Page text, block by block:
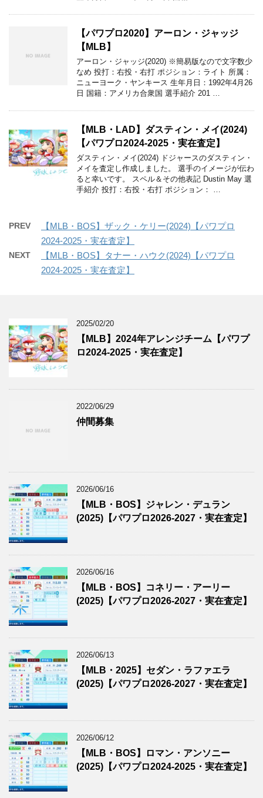
【パワプロ2020】アーロン・ジャッジ
【MLB】
アーロン・ジャッジ(2020) ※簡易版なので文字数少
なめ 投打：右投・右打 ポジション：ライト 所属：
ニューヨーク・ヤンキース 生年月日：1992年4月26
日 国籍：アメリカ合衆国 選手紹介 201 …
【MLB・LAD】ダスティン・メイ(2024)
【パワプロ2024-2025・実在査定】
ダスティン・メイ(2024) ドジャースのダスティン・
メイを査定し作成しました。 選手のイメージが伝わ
ると幸いです。 スペル＆その他表記 Dustin May 選
手紹介 投打：右投・右打 ポジション： …
PREV
【MLB・BOS】ザック・ケリー(2024)【パワプロ
2024-2025・実在査定】
NEXT
【MLB・BOS】タナー・ハウク(2024)【パワプロ
2024-2025・実在査定】
2025/02/20
【MLB】2024年アレンジチーム【パワプ
ロ2024-2025・実在査定】
2022/06/29
仲間募集
2026/06/16
【MLB・BOS】ジャレン・デュラン
(2025)【パワプロ2026-2027・実在査定】
2026/06/16
【MLB・BOS】コネリー・アーリー
(2025)【パワプロ2026-2027・実在査定】
2026/06/13
【MLB・2025】セダン・ラファエラ
(2025)【パワプロ2026-2027・実在査定】
2026/06/12
【MLB・BOS】ロマン・アンソニー
(2025)【パワプロ2024-2025・実在査定】